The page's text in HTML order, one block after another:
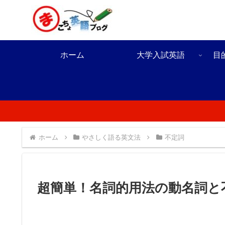
ホーム 大学入試英語 目
ホーム やさしく語る英文法 不定詞
超簡単！名詞的用法の動名詞